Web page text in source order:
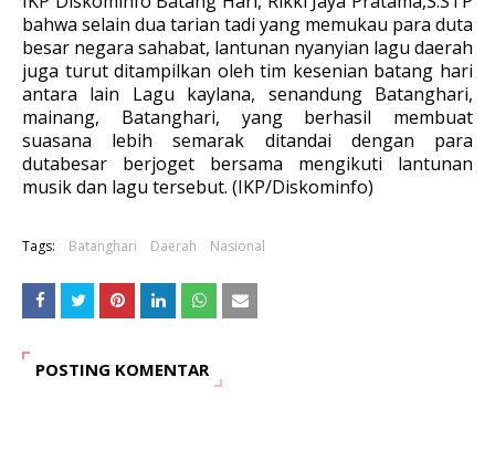
bahwa selain dua tarian tadi yang memukau para duta
besar negara sahabat, lantunan nyanyian lagu daerah
juga turut ditampilkan oleh tim kesenian batang hari
antara lain Lagu kaylana, senandung Batanghari,
mainang, Batanghari, yang berhasil membuat
suasana lebih semarak ditandai dengan para
dutabesar berjoget bersama mengikuti lantunan
musik dan lagu tersebut. (IKP/Diskominfo)
Tags: Batanghari Daerah Nasional
POSTING KOMENTAR